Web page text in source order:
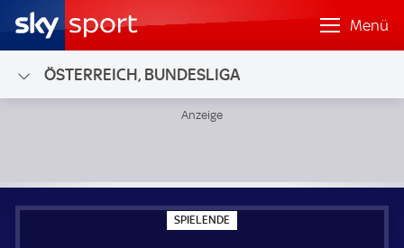
Menü
ÖSTERREICH, BUNDESLIGA
SPIELENDE
P